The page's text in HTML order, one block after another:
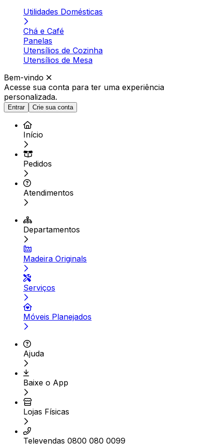
Utilidades Domésticas
Chá e Café
Panelas
Utensílios de Cozinha
Utensílios de Mesa
Bem-vindo
Acesse sua conta para ter uma experiência
personalizada.
Entrar Crie sua conta
Início
Pedidos
Atendimentos
Departamentos
Madeira Originals
Serviços
Móveis Planejados
Ajuda
Baixe o App
Lojas Físicas
Televendas 0800 080 0099